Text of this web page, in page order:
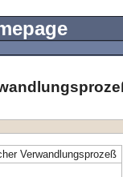
Verwandlungsprozeß